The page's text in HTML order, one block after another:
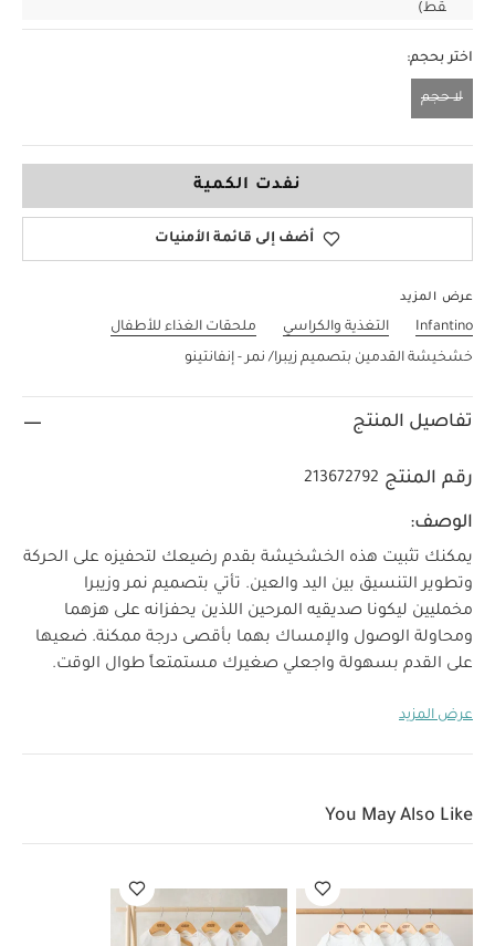
قط)
اختر بحجم:
لا حجم
نفدت الكمية
أضف إلى قائمة الأمنيات
عرض المزيد
Infantino التغذية والكراسي
ملحقات الغذاء للأطفال
خشخيشة القدمين بتصميم زيبرا/ نمر - إنفانتينو
تفاصيل المنتج
رقم المنتج 213672792
الوصف:
يمكنك تثبيت هذه الخشخيشة بقدم رضيعك لتحفيزه على الحركة
وتطوير التنسيق بين اليد والعين. تأتي بتصميم نمر وزيبرا
مخمليين ليكونا صديقيه المرحين اللذين يحفزانه على هزهما
ومحاولة الوصول والإمساك بهما بأقصى درجة ممكنة. ضعيها
على القدم بسهولة واجعلي صغيرك مستمتعاً طوال الوقت.
الطفل على هزهما ومحاولة الوصول والإمساك بهما
سوت ومريلة سيليستيال لحديثي الولادة، 5 قطع
عرض المزيد
You May Also Like